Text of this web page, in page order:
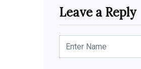
Leave a Reply